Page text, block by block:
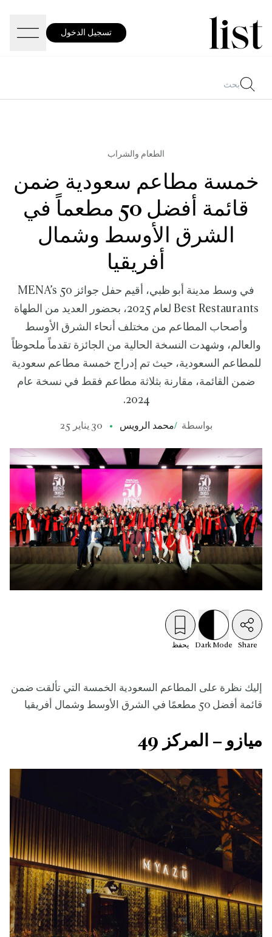
تسجيل الدخول
الطعام والشراب
خمسة مطاعم سعودية ضمن
قائمة أفضل 50 مطعماً في
الشرق الأوسط وشمال
أفريقيا
في وسط مدينة أبو ظبي، أقيم حفل جوائز MENA’s 50
Best Restaurants لعام 2025، بحضور العديد من الطهاة
وأصحاب المطاعم من مختلف أنحاء الشرق الأوسط
والعالم، وشهدت النسخة الحالية من الجائزة تقدماً ملحوظاً
للمطاعم السعودية، حيث تم إدراج خمسة مطاعم سعودية
ضمن القائمة، مقارنة بثلاثة مطاعم فقط في نسخة عام
2024.
بواسطة /محمد الرويس 30 يناير 25
Share
Dark Mode يحفظ
إليك نظرة على المطاعم السعودية الخمسة التي تألقت ضمن
قائمة أفضل 50 مطعمًا في الشرق الأوسط وشمال أفريقيا
ميازو – المركز 49